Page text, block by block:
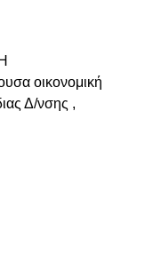
οικονομική
Δ/νσης ,